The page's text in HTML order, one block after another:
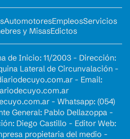
AutomotoresEmpleosServicios
y MisasEdictos
de Inicio: 11/2003 - Dirección:
Lateral de Circunvalación -
- Email:
- Whatsapp: (054)
General: Pablo Dellazoppa -
Diego Castillo - Editor Web:
propietaria del medio -